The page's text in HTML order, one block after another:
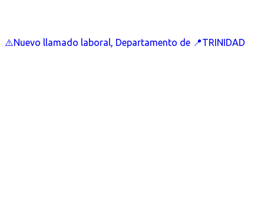
⚠️Nuevo llamado laboral, Departamento de 📍TRINIDAD